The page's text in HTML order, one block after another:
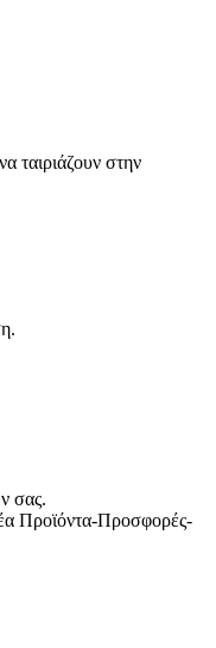
ταιριάζουν στην
σας.
Προϊόντα-Προσφορές-